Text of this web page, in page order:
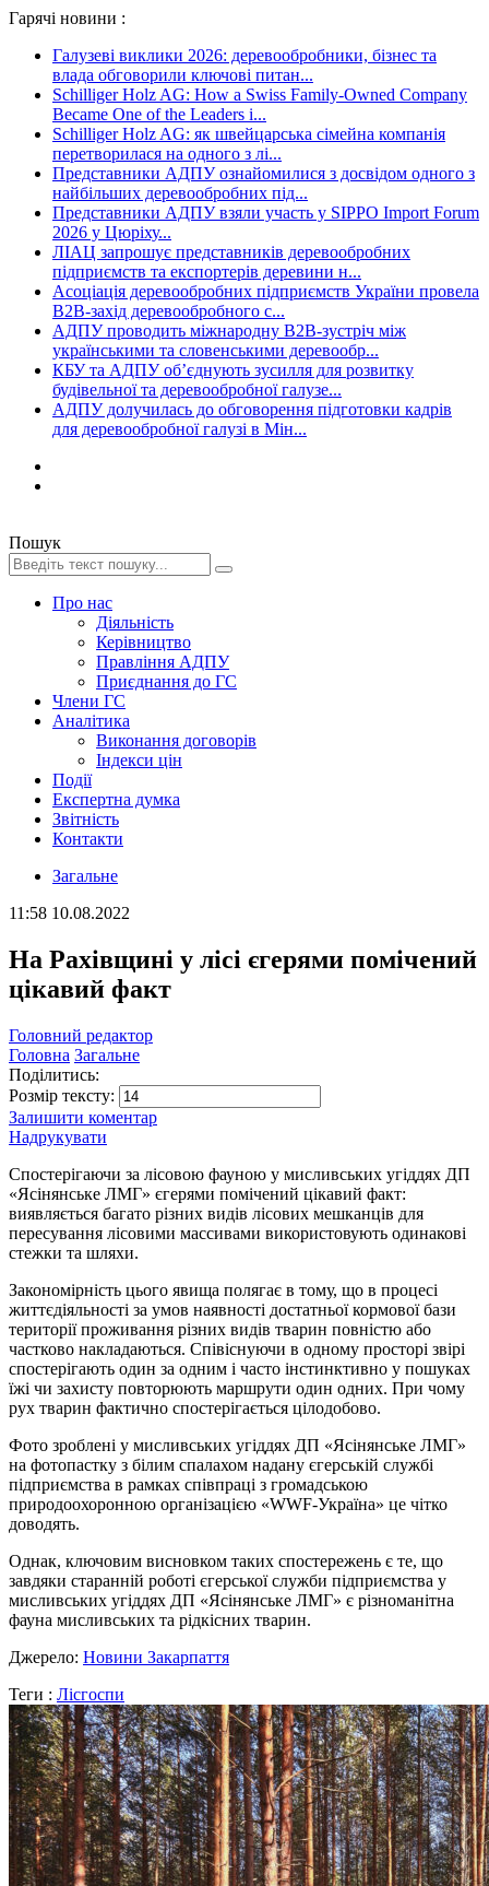
Гарячі новини :
Галузеві виклики 2026: деревообробники, бізнес та
влада обговорили ключові питан...
Schilliger Holz AG: How a Swiss Family-Owned Company
Became One of the Leaders i...
Schilliger Holz AG: як швейцарська сімейна компанія
перетворилася на одного з лі...
Представники АДПУ ознайомилися з досвідом одного з
найбільших деревообробних під...
Представники АДПУ взяли участь у SIPPO Import Forum
2026 у Цюріху...
ЛІАЦ запрошує представників деревообробних
підприємств та експортерів деревини н...
Асоціація деревообробних підприємств України провела
B2B-захід деревообробного с...
АДПУ проводить міжнародну B2B-зустріч між
українськими та словенськими деревообр...
КБУ та АДПУ об’єднують зусилля для розвитку
будівельної та деревообробної галузе...
АДПУ долучилась до обговорення підготовки кадрів
для деревообробної галузі в Мін...
Пошук
Про нас
Діяльність
Керівництво
Правління АДПУ
Приєднання до ГС
Члени ГС
Аналітика
Виконання договорів
Індекси цін
Події
Експертна думка
Звітність
Контакти
Загальне
11:58 10.08.2022
На Рахівщині у лісі єгерями помічений
цікавий факт
Головний редактор
Головна Загальне
Поділитись:
Розмір тексту:
Залишити коментар
Надрукувати
Спостерігаючи за лісовою фауною у мисливських угіддях ДП
«Ясінянське ЛМГ» єгерями помічений цікавий факт:
виявляється багато різних видів лісових мешканців для
пересування лісовими массивами використовують одинакові
стежки та шляхи.
Закономірність цього явища полягає в тому, що в процесі
життєдіяльності за умов наявності достатньої кормової бази
території проживання різних видів тварин повністю або
частково накладаються. Співіснуючи в одному просторі звірі
спостерігають один за одним і часто інстинктивно у пошуках
їжі чи захисту повторюють маршрути один одних. При чому
рух тварин фактично спостерігається цілодобово.
Фото зроблені у мисливських угіддях ДП «Ясінянське ЛМГ»
на фотопастку з білим спалахом надану єгерській службі
підприємства в рамках співпраці з громадською
природоохоронною організацією «WWF-Україна» це чітко
доводять.
Однак, ключовим висновком таких спостережень є те, що
завдяки старанній роботі єгерської служби підприємства у
мисливських угіддях ДП «Ясінянське ЛМГ» є різноманітна
фауна мисливських та рідкісних тварин.
Джерело: Новини Закарпаття
Теги : Лісгоспи